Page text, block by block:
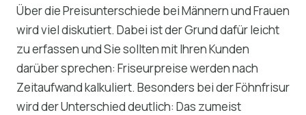
Über die Preisunterschiede bei Männern und Frauen
wird viel diskutiert. Dabei ist der Grund dafür leicht
zu erfassen und Sie sollten mit Ihren Kunden
darüber sprechen: Friseurpreise werden nach
Zeitaufwand kalkuliert. Besonders bei der Föhnfrisur
wird der Unterschied deutlich: Das zumeist